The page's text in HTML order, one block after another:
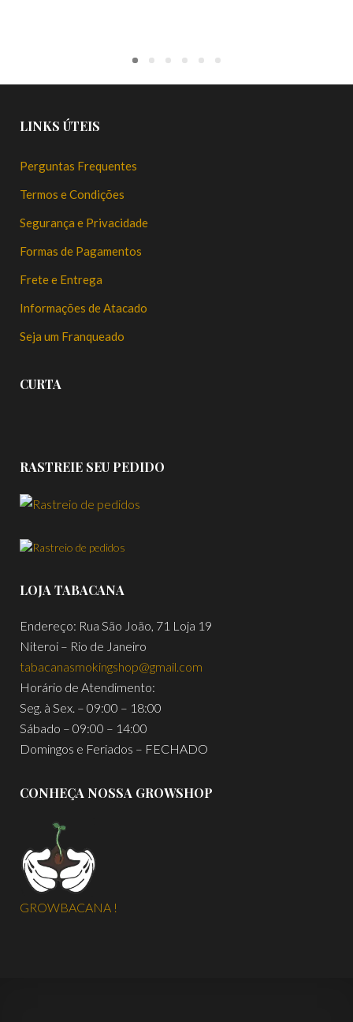
LINKS ÚTEIS
Perguntas Frequentes
Termos e Condições
Segurança e Privacidade
Formas de Pagamentos
Frete e Entrega
Informações de Atacado
Seja um Franqueado
CURTA
RASTREIE SEU PEDIDO
LOJA TABACANA
Endereço: Rua São João, 71 Loja 19
Niteroi – Rio de Janeiro
tabacanasmokingshop@gmail.com
Horário de Atendimento:
Seg. à Sex. – 09:00 – 18:00
Sábado – 09:00 – 14:00
Domingos e Feriados – FECHADO
CONHEÇA NOSSA GROWSHOP
GROWBACANA !